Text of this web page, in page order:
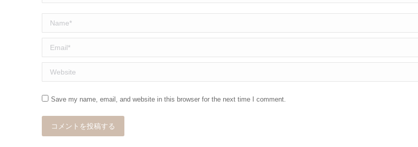
Name *
Email *
Website
Save my name, email, and website in this browser for the next time I comment.
コメントを投稿する